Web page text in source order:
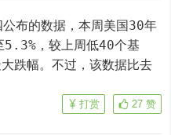
5.3%，较上周低40个基
跌幅。不过，该数据比去
27 赞
打赏